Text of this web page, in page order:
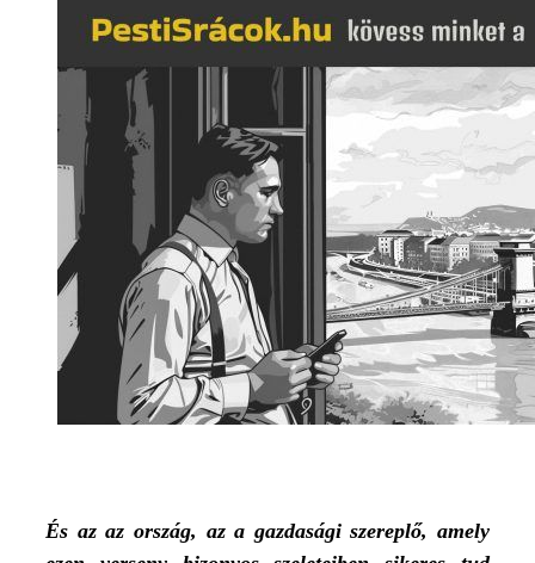
És az az ország, az a gazdasági szereplő, amely